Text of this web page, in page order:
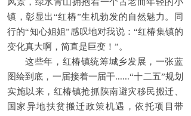
镇，彰显出“红椿”生机勃发的自然魅力。同
行的“知心姐姐”感叹地对我说：“红椿集镇的
变化真大啊，简直是巨变！”。
这些年，红椿镇统筹城乡发展，一张蓝
图绘到底，一届接着一届干......“十二五”规划
实施以来，红椿镇抢抓陕南避灾移民搬迁、
国家异地扶贫搬迁政策机遇，依托项目带